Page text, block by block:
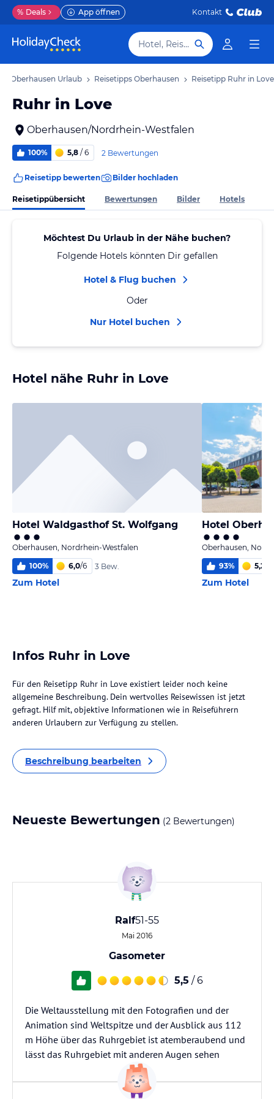
% Deals App öffnen Kontakt
Hotel, Reiseziel
Oberhausen Urlaub Reisetipps Oberhausen Reisetipp Ruhr in Love
Ruhr in Love
Oberhausen/Nordrhein-Westfalen
100% 5,8 / 6 2 Bewertungen
Reisetipp bewerten Bilder hochladen
Reisetippübersicht Bewertungen Bilder Hotels
Möchtest Du Urlaub in der Nähe buchen?
Folgende Hotels könnten Dir gefallen
Hotel & Flug buchen
Oder
Nur Hotel buchen
Hotel nähe Ruhr in Love
Hotel Waldgasthof St. Wolfgang
Oberhausen, Nordrhein-Westfalen
100% 6,0/6 3 Bew.
Zum Hotel
Oberhausen,
93% 5,2
Zum Hotel
Infos Ruhr in Love
Für den Reisetipp Ruhr in Love existiert leider noch keine
allgemeine Beschreibung. Dein wertvolles Reisewissen ist jetzt
gefragt. Hilf mit, objektive Informationen wie in Reiseführern
anderen Urlaubern zur Verfügung zu stellen.
Beschreibung bearbeiten
Neueste Bewertungen (2 Bewertungen)
Ralf51-55
Mai 2016
Gasometer
5,5 / 6
Die Weltausstellung mit den Fotografien und der
Animation sind Weltspitze und der Ausblick aus 112
m Höhe über das Ruhrgebiet ist atemberaubend und
lässt das Ruhrgebiet mit anderen Augen sehen